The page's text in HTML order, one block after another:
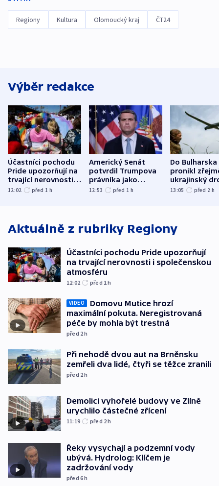
Regiony Kultura Olomoucký kraj ČT24
Výběr redakce
Účastníci pochodu
Pride upozorňují na
trvající nerovnosti i
společenskou
12:02 před 1 h
Americký Senát
potvrdil Trumpova
právníka jako
ministra
12:53 před 1 h
Do Bulharska
pronikl
ukrajinský
explodoval
13:05 před 2 h
Aktuálně z rubriky Regiony
Účastníci pochodu Pride upozorňují
na trvající nerovnosti i společenskou
atmosféru
12:02 před 1h
VIDEO
Domovu Mutice hrozí
maximální pokuta. Neregistrovaná
péče by mohla být trestná
před 2h
Při nehodě dvou aut na Brněnsku
zemřeli dva lidé, čtyři se těžce zranili
před 2h
Demolici vyhořelé budovy ve Zlíně
urychlilo částečné zřícení
11:19 před 2h
Řeky vysychají a podzemní vody
ubývá. Hydrolog: Klíčem je
zadržování vody
před 6h